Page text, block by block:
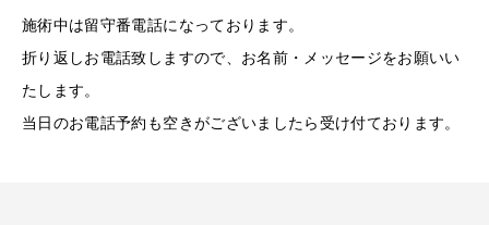
施術中は留守番電話になっております。
折り返しお電話致しますので、お名前・メッセージをお願いい
たします。
当日のお電話予約も空きがございましたら受け付ております。